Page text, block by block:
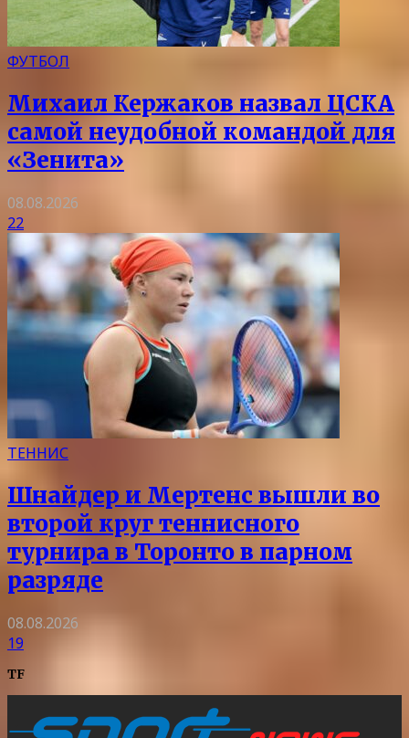
ФУТБОЛ
Михаил Кержаков назвал ЦСКА
самой неудобной командой для
«Зенита»
08.08.2026
22
ТЕННИС
Шнайдер и Мертенс вышли во
второй круг теннисного
турнира в Торонто в парном
разряде
08.08.2026
19
TF